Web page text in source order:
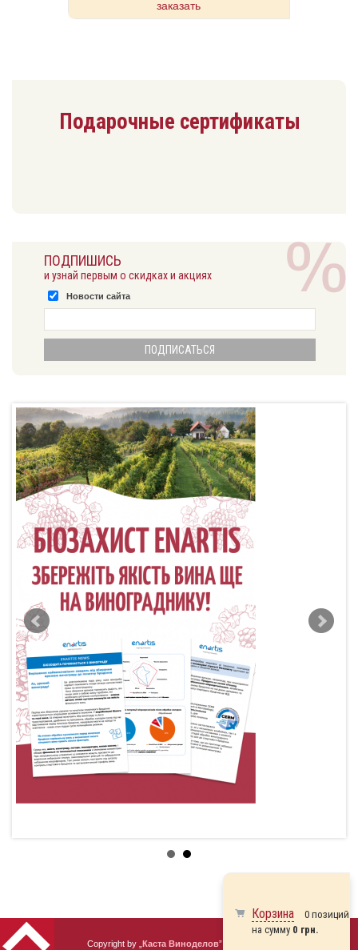
заказать
Подарочные сертификаты
ПОДПИШИСЬ
и узнай первым о скидках и акциях
Новости сайта
Copyright by „ Каста Виноделов” 2010 - 2026
Корзина
0 позиций
на сумму 0 грн.